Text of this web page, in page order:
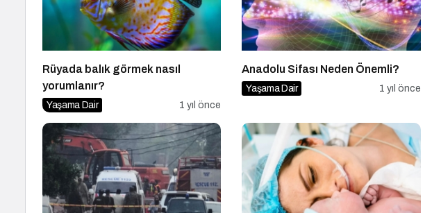
Rüyada balık görmek nasıl
yorumlanır?
Yaşama Dair 1 yıl önce
Anadolu Sifası Neden Önemli?
Yaşama Dair 1 yıl önce